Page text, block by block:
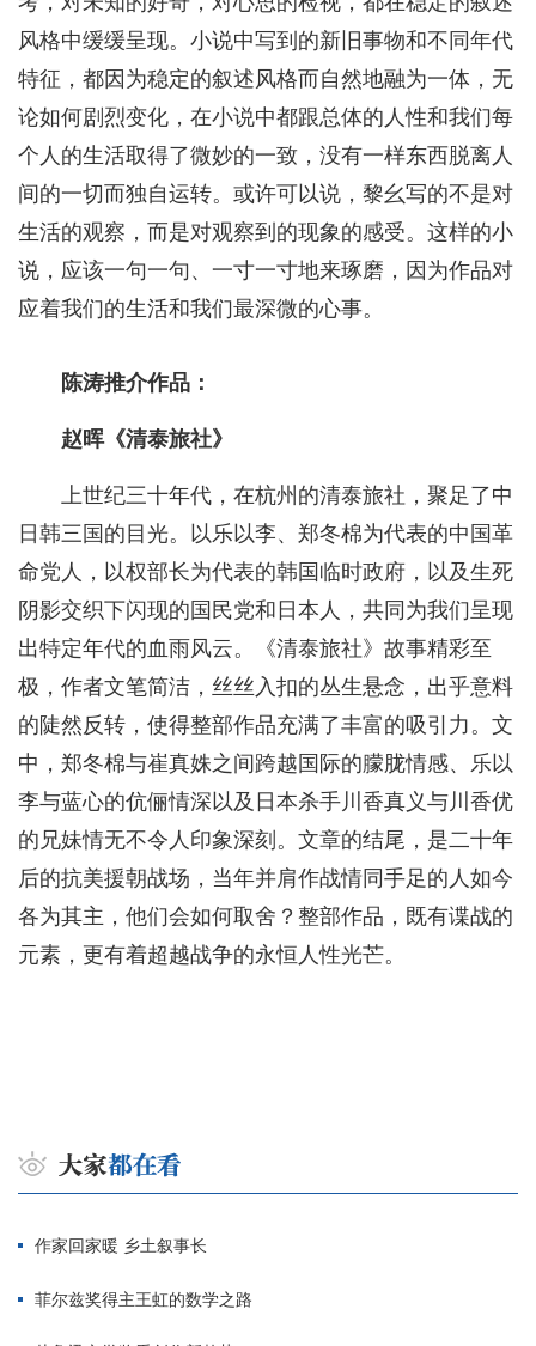
风格中缓缓呈现。小说中写到的新旧事物和不同年代
特征，都因为稳定的叙述风格而自然地融为一体，无
论如何剧烈变化，在小说中都跟总体的人性和我们每
个人的生活取得了微妙的一致，没有一样东西脱离人
间的一切而独自运转。或许可以说，黎幺写的不是对
生活的观察，而是对观察到的现象的感受。这样的小
说，应该一句一句、一寸一寸地来琢磨，因为作品对
应着我们的生活和我们最深微的心事。
陈涛推介作品：
赵晖《清泰旅社》
上世纪三十年代，在杭州的清泰旅社，聚足了中
日韩三国的目光。以乐以李、郑冬棉为代表的中国革
命党人，以权部长为代表的韩国临时政府，以及生死
阴影交织下闪现的国民党和日本人，共同为我们呈现
出特定年代的血雨风云。《清泰旅社》故事精彩至
极，作者文笔简洁，丝丝入扣的丛生悬念，出乎意料
的陡然反转，使得整部作品充满了丰富的吸引力。文
中，郑冬棉与崔真姝之间跨越国际的朦胧情感、乐以
李与蓝心的伉俪情深以及日本杀手川香真义与川香优
的兄妹情无不令人印象深刻。文章的结尾，是二十年
后的抗美援朝战场，当年并肩作战情同手足的人如今
各为其主，他们会如何取舍？整部作品，既有谍战的
元素，更有着超越战争的永恒人性光芒。
作家回家暖 乡土叙事长
菲尔兹奖得主王虹的数学之路